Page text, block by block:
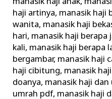
haji artinya, manasik haji
wanita, manasik haji
hari, manasik haji berapa
kali, manasik haji berapa
bergambar, manasik haji
haji cibitung, manasik
doanya, manasik haji dan
umrah pdf, manasik haji